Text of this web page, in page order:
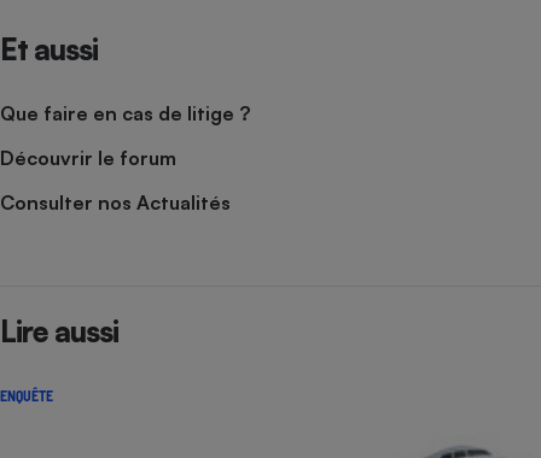
Et aussi
Que faire en cas de litige ?
Découvrir le forum
Consulter nos Actualités
Lire aussi
ENQUÊTE